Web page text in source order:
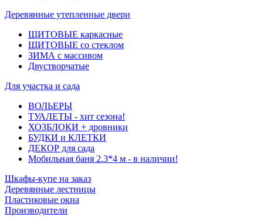
Деревянные утепленные двери
ЩИТОВЫЕ каркасные
ЩИТОВЫЕ со стеклом
ЗИМА с массивом
Двустворчатые
Для участка и сада
ВОЛЬЕРЫ
ТУАЛЕТЫ - хит сезона!
ХОЗБЛОКИ + дровники
БУДКИ и КЛЕТКИ
ДЕКОР для сада
Мобильная баня 2.3*4 м - в наличии!
Шкафы-купе на заказ
Деревянные лестницы
Пластиковые окна
Производители